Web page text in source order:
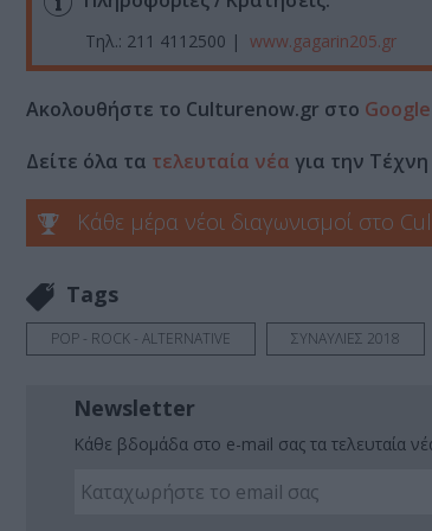
Τηλ.: 211 4112500 | www.gagarin205.gr
Ακολουθήστε το Culturenow.gr στο
Δείτε όλα τα τελευταία νέα για την
Κάθε μέρα νέοι διαγωνισμοί στο
Tags
POP - ROCK - ALTERNATIVE ΣΥΝΑΥΛΙΕΣ 2018
Newsletter
Κάθε βδομάδα στο e-mail σας τα τελευταία